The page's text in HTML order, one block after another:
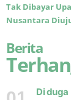
Tak Dibayar
Nusantara
Berita
Di